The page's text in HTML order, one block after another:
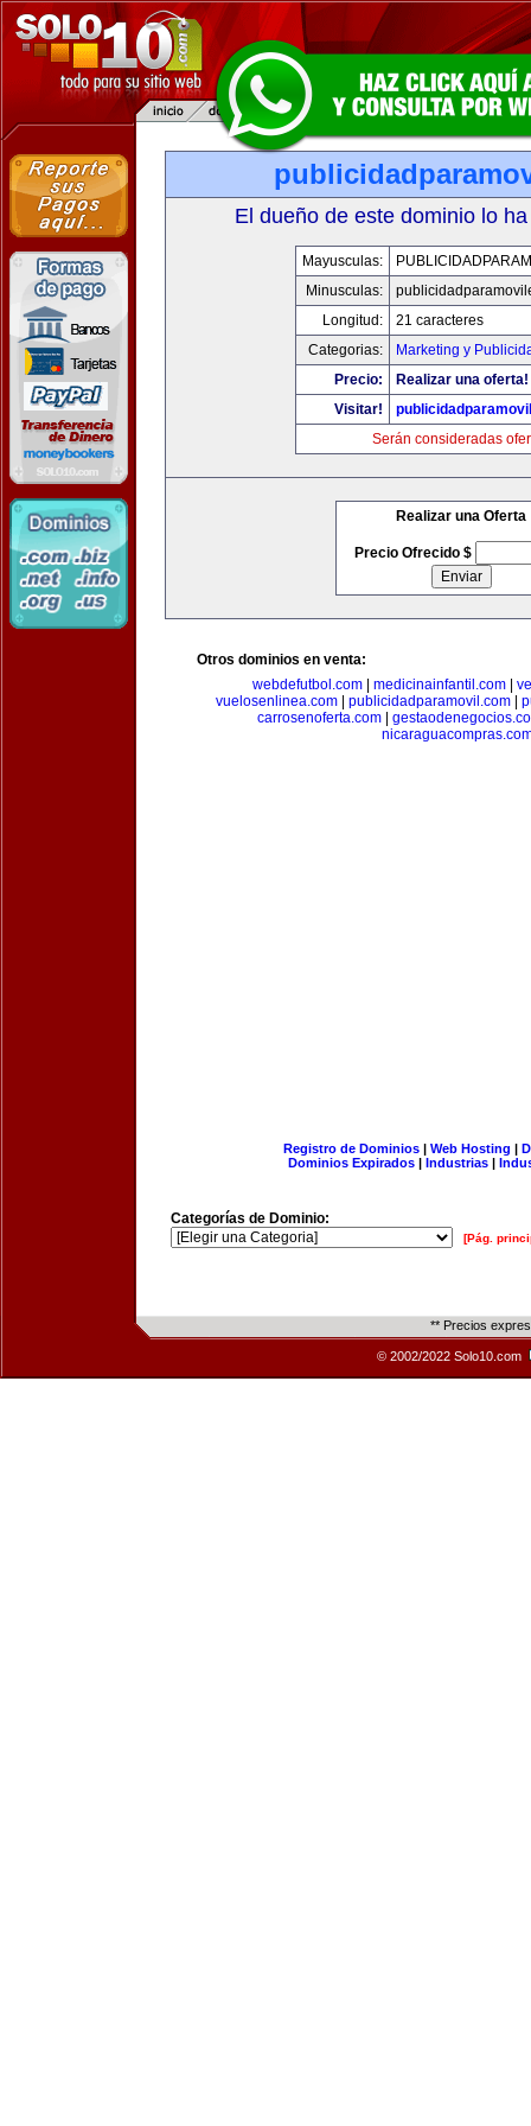
El dueño de este dominio lo
Mayusculas:
Minusculas:
Longitud:
21 caracteres
Categorias:
Marketing y
Precio:
Realizar una oferta!
Visitar!
Serán consideradas
Realizar una Oferta
Precio Ofrecido $
Otros dominios en venta:
webdefutbol.com| medicinainfantil.com|
vuelosenlinea.com
publicidadparamovil.com
carrosenoferta.com
Registro de Dominios| Web Hosting |
Dominios Expirados | Industrias |
Categorías de Dominio:
[Pág.
** Precios
© 2002/2022 Solo10.com